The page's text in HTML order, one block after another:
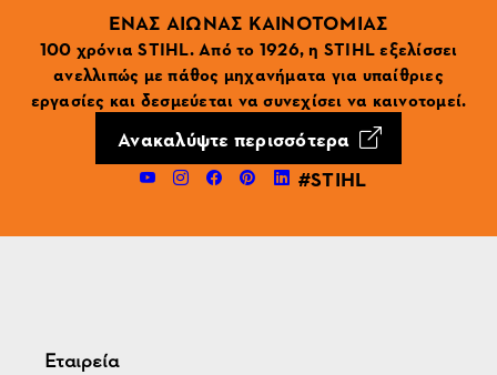
ΕΝΑΣ ΑΙΩΝΑΣ ΚΑΙΝΟΤΟΜΙΑΣ
100 χρόνια STIHL. Από το 1926, η STIHL εξελίσσει
ανελλιπώς με πάθος μηχανήματα για υπαίθριες
εργασίες και δεσμεύεται να συνεχίσει να καινοτομεί.
Ανακαλύψτε περισσότερα
#STIHL
Εταιρεία